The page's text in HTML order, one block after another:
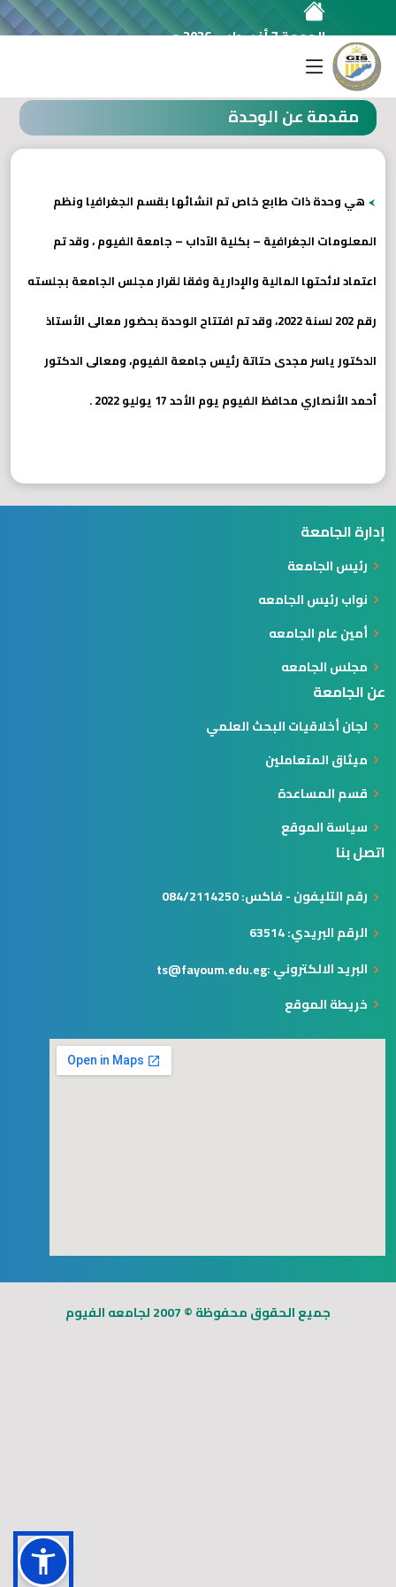
الجمعة 7 أغسطس 2026 م
وحدة نظم المعلومات الجغرافية
مقدمة عن الوحدة
هي وحدة ذات طابع خاص تم انشائها بقسم الجغرافيا ونظم
المعلومات الجغرافية – بكلية الآداب – جامعة الفيوم ، وقد تم
اعتماد لائحتها المالية والإدارية وفقا لقرار مجلس الجامعة بجلسته
رقم 202 لسنة 2022، وقد تم افتتاح الوحدة بحضور معالى الأستاذ
الدكتور ياسر مجدى حتاتة رئيس جامعة الفيوم، ومعالى الدكتور
أحمد الأنصاري محافظ الفيوم يوم الأحد 17 يوليو 2022 .
إدارة الجامعة
رئيس الجامعة
نواب رئيس الجامعه
أمين عام الجامعه
مجلس الجامعه
عن الجامعة
لجان أخلاقيات البحث العلمي
ميثاق المتعاملين
قسم المساعدة
سياسة الموقع
اتصل بنا
رقم التليفون - فاكس: 084/2114250
الرقم البريدي: 63514
البريد الالكتروني :ts@fayoum.edu.eg
خريطة الموقع
free goggle map
جميع الحقوق محفوظة © 2007 لجامعه الفيوم